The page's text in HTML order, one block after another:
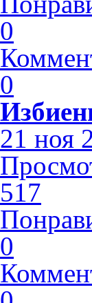
0
0
21 ноя
517
0